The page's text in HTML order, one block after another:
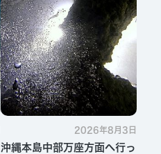
2026年8月3日
沖縄本島中部万座方面へ行っ